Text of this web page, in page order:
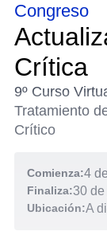
Congreso
Crítica
9º Curso
Tratamiento
Crítico
Comienza:4
Finaliza:30
Ubicación:A